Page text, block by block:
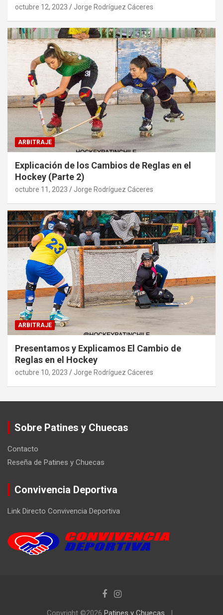
octubre 12, 2023 Jorge Rodríguez Cáceres
ARBITRAJE
Explicación de los Cambios de Reglas en el
Hockey (Parte 2)
octubre 11, 2023 Jorge Rodríguez Cáceres
ARBITRAJE
Presentamos y Explicamos El Cambio de
Reglas en el Hockey
octubre 10, 2023 Jorge Rodríguez Cáceres
Sobre Patines y Chuecas
Contacto
Reseña de Patines y Chuecas
Convivencia Deportiva
Link Directo Convivencia Deportiva
Copyright ©2026 Patines y Chuecas